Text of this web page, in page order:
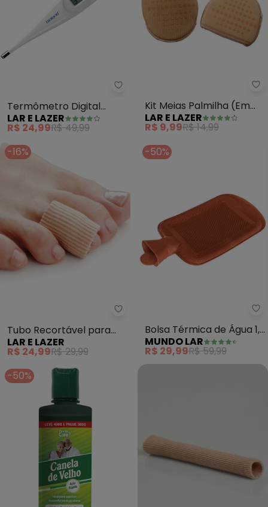
Lar e Lazer - Termômetro
Termômetro Digital
Flexível (Branco) 1 Peça
LAR E LAZER
R$ 24,99R$ 49,99
Kit Meias Palmilha (Em
Silicone) 2 Peças
LAR E LAZER
R$ 9,99R$ 14,99
-16%
Lar e Lazer - Tubo Recortável
Tubo Recortável para
Calos M
LAR E LAZER
R$ 24,99R$ 29,99
-50%
Bolsa Térmica de Água 1,8
L
MUNDO LAR
R$ 29,99R$ 59,99
-50%